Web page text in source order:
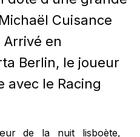
Cuisance
en
Berlin, le joueur
avec le Racing
de la nuit lisboète,